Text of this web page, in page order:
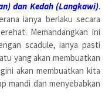
dan Kedah (Langkawi).
ianya berlaku secara
Memandangkan ini
scadule, ianya pasti
yang akan membuatkan
akan membuatkan kita
mandi dan menyebabkan